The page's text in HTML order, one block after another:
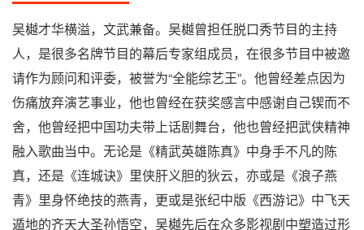
吴樾才华横溢，文武兼备。吴樾曾担任脱口秀节目的主持
人，是很多名牌节目的幕后专家组成员，在很多节目中被邀
请作为顾问和评委，被誉为“全能综艺王”。他曾经差点因为
伤痛放弃演艺事业，他也曾经在获奖感言中感谢自己锲而不
舍，他曾经把中国功夫带上话剧舞台，他也曾经把武侠精神
融入歌曲当中。无论是《精武英雄陈真》中身手不凡的陈
真，还是《连城诀》里侠肝义胆的狄云，亦或是《浪子燕
青》里身怀绝技的燕青，更或是张纪中版《西游记》中飞天
遁地的齐天大圣孙悟空，吴樾先后在众多影视剧中塑造过形